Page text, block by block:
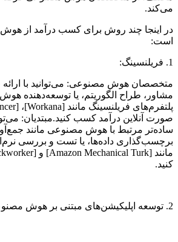
می‌کند.
در اینجا چند روش برای کسب درآمد از
است:
1. فریلنسینگ:
متخصصان هوش مصنوعی: می‌توانید با
مشاور، طراح الگوریتم، یا توسعه‌دهنده
صورت آنلاین درآمد کسب کنید.مبتدیان:
ساده‌تر مرتبط با هوش مصنوعی مانند
برچسب‌گذاری داده‌ها، یا تست و بررسی
کنید.
2. توسعه اپلیکیشن‌های مبتنی بر هوش مصنوعی: